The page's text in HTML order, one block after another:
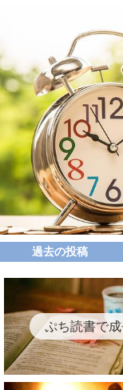
過去の投稿
ぷち読書で